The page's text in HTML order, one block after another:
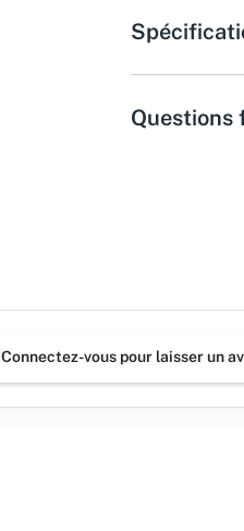
Questions
Connectez-vous pour laisser un